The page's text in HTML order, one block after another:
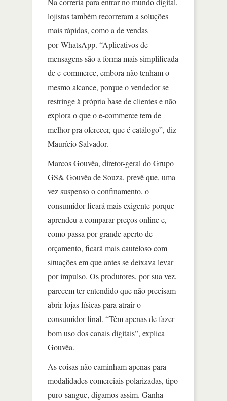
lojistas também recorreram a soluções
mais rápidas, como a de vendas
por WhatsApp. “Aplicativos de
mensagens são a forma mais simplificada
de e-commerce, embora não tenham o
mesmo alcance, porque o vendedor se
restringe à própria base de clientes e não
explora o que o e-commerce tem de
melhor pra oferecer, que é catálogo”, diz
Maurício Salvador.
Marcos Gouvêa, diretor-geral do Grupo
GS& Gouvêa de Souza, prevê que, uma
vez suspenso o confinamento, o
consumidor ficará mais exigente porque
aprendeu a comparar preços online e,
como passa por grande aperto de
orçamento, ficará mais cauteloso com
situações em que antes se deixava levar
por impulso. Os produtores, por sua vez,
parecem ter entendido que não precisam
abrir lojas físicas para atrair o
consumidor final. “Têm apenas de fazer
bom uso dos canais digitais”, explica
Gouvêa.
As coisas não caminham apenas para
modalidades comerciais polarizadas, tipo
puro-sangue, digamos assim. Ganha